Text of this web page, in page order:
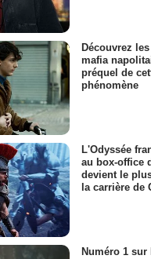
Découvrez
mafia
préquel de
phénomène
L'Odyssée
au box-office
devient le
la carrière de
Numéro 1 sur